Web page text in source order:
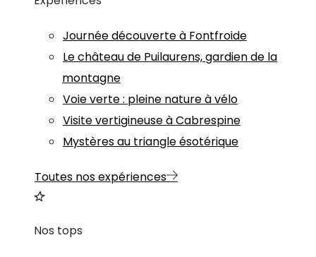
Journée découverte à Fontfroide
Le château de Puilaurens, gardien de la
montagne
Voie verte : pleine nature à vélo
Visite vertigineuse à Cabrespine
Mystères au triangle ésotérique
Toutes nos expériences
Nos tops